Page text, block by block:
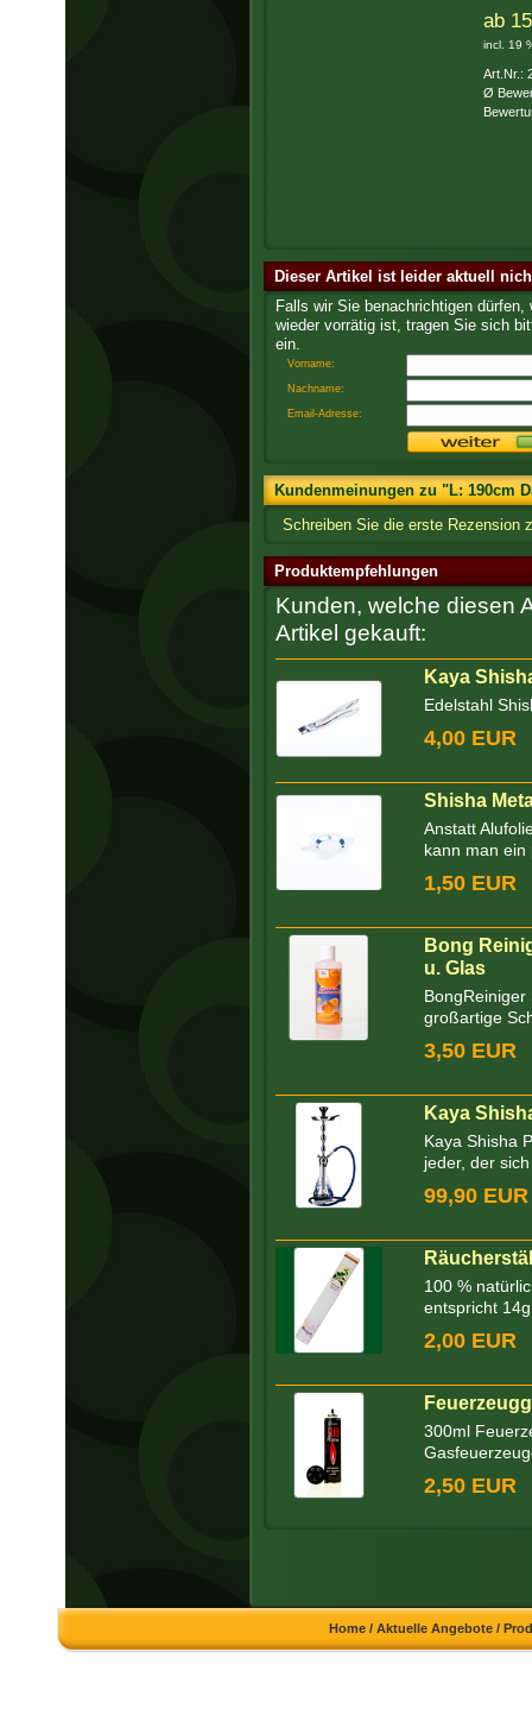
ab
incl. 19
Art.Nr.:
Ø
Dieser Artikel ist leider aktuell
Falls wir Sie benachrichtigen dürfen,
wieder vorrätig ist, tragen Sie sich
ein.
Vorname:
Nachname:
Email-Adresse:
Kundenmeinungen zu "L: 190cm
Schreiben Sie die erste Rezension
Produktempfehlungen
Kunden, welche diesen
Artikel gekauft:
Kaya
Edelstahl
4,00 EUR
Shisha
Anstatt
kann man ein
1,50 EUR
Bong
u. Glas
großartige
3,50 EUR
Kaya
Kaya Shisha
jeder, der
99,90 EUR
100 %
entspricht
2,00 EUR
300ml
2,50 EUR
Home /Aktuelle Angebote /